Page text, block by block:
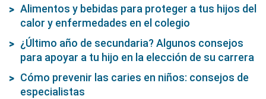
Alimentos y bebidas para proteger a tus hijos del
calor y enfermedades en el colegio
¿Último año de secundaria? Algunos consejos
para apoyar a tu hijo en la elección de su carrera
Cómo prevenir las caries en niños: consejos de
especialistas